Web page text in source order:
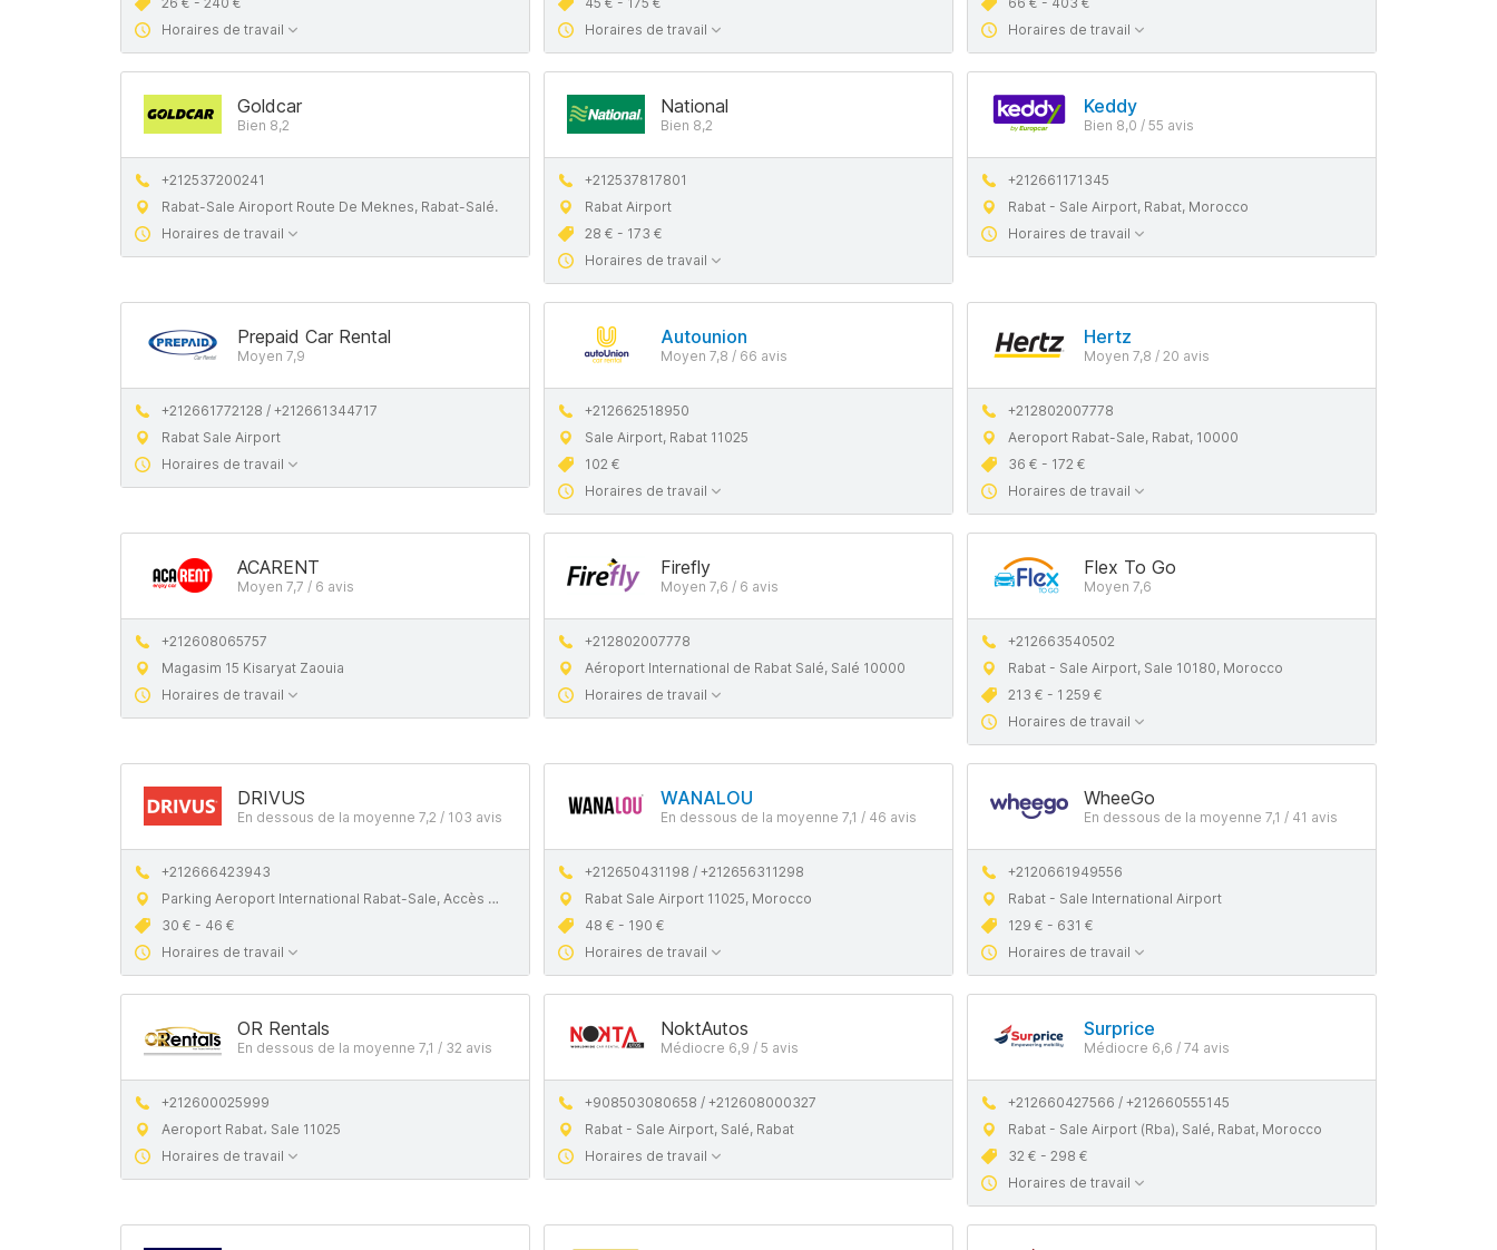
Horaires de travail
Horaires de travail
Horaires de travail
Goldcar
Bien 8,2
+212537200241
Rabat-Sale Airoport Route De Meknes, Rabat-Salé.
Horaires de travail
National
Bien 8,2
+212537817801
Rabat Airport
28 € - 173 €
Horaires de travail
Keddy
Bien 8,0 / 55 avis
+212661171345
Rabat - Sale Airport, Rabat, Morocco
Horaires de travail
Prepaid Car Rental
Moyen 7,9
+212661772128 / +212661344717
Rabat Sale Airport
Horaires de travail
Autounion
Moyen 7,8 / 66 avis
+212662518950
Sale Airport, Rabat 11025
102 €
Horaires de travail
Hertz
Moyen 7,8 / 20 avis
+212802007778
Aeroport Rabat-Sale, Rabat, 10000
36 € - 172 €
Horaires de travail
ACARENT
Moyen 7,7 / 6 avis
+212608065757
Magasim 15 Kisaryat Zaouia
Horaires de travail
Firefly
Moyen 7,6 / 6 avis
+212802007778
Aéroport International de Rabat Salé, Salé 10000
Horaires de travail
Flex To Go
Moyen 7,6
+212663540502
Rabat - Sale Airport, Sale 10180, Morocco
213 € - 1 259 €
Horaires de travail
DRIVUS
En dessous de la moyenne 7,2 / 103 avis
+212666423943
Parking Aeroport International Rabat-Sale, Accès Parking Public, Salé, Morocco
30 € - 46 €
Horaires de travail
WANALOU
En dessous de la moyenne 7,1 / 46 avis
+212650431198 / +212656311298
Rabat Sale Airport 11025, Morocco
48 € - 190 €
Horaires de travail
WheeGo
En dessous de la moyenne 7,1 / 41 avis
+2120661949556
Rabat - Sale International Airport
129 € - 631 €
Horaires de travail
OR Rentals
En dessous de la moyenne 7,1 / 32 avis
+212600025999
Aeroport Rabat، Sale 11025
Horaires de travail
NoktAutos
Médiocre 6,9 / 5 avis
+908503080658 / +212608000327
Rabat - Sale Airport, Salé, Rabat
Horaires de travail
Surprice
Médiocre 6,6 / 74 avis
+212660427566 / +212660555145
Rabat - Sale Airport (Rba), Salé, Rabat, Morocco
32 € - 298 €
Horaires de travail